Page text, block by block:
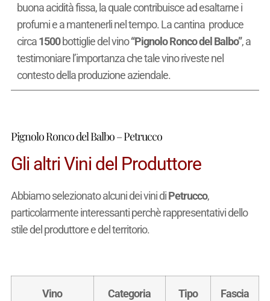
buona acidità fissa, la quale contribuisce ad esaltarne i
profumi e a mantenerli nel tempo. La cantina produce
circa1500bottiglie del vino“Pignolo Ronco del Balbo”, a
testimoniare l’importanza che tale vino riveste nel
contesto della produzione aziendale.
Pignolo Ronco del Balbo – Petrucco
Gli altri Vini del Produttore
Abbiamo selezionato alcuni dei vini diPetrucco,
particolarmente interessanti perchè rappresentativi dello
stile del produttore e del territorio.
Vino Categoria Tipo Fascia